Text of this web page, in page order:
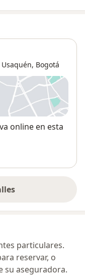
Usaquén, Bogotá
una nueva
online en esta
dirección
particulares.
reservar, o
su aseguradora.